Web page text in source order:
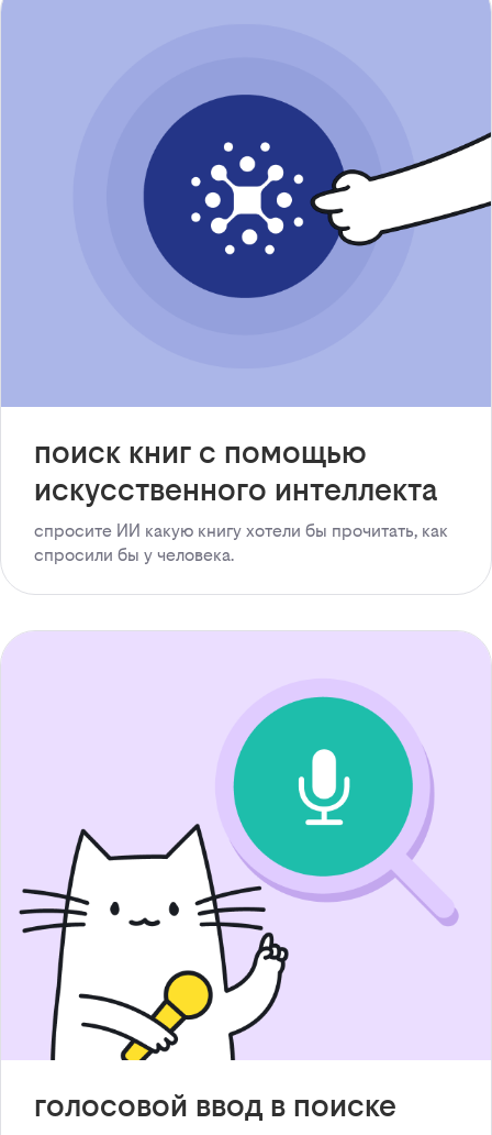
поиск книг с помощью
искусственного интеллекта
спросите ИИ какую книгу хотели бы прочитать, как
спросили бы у человека.
голосовой ввод в поиске